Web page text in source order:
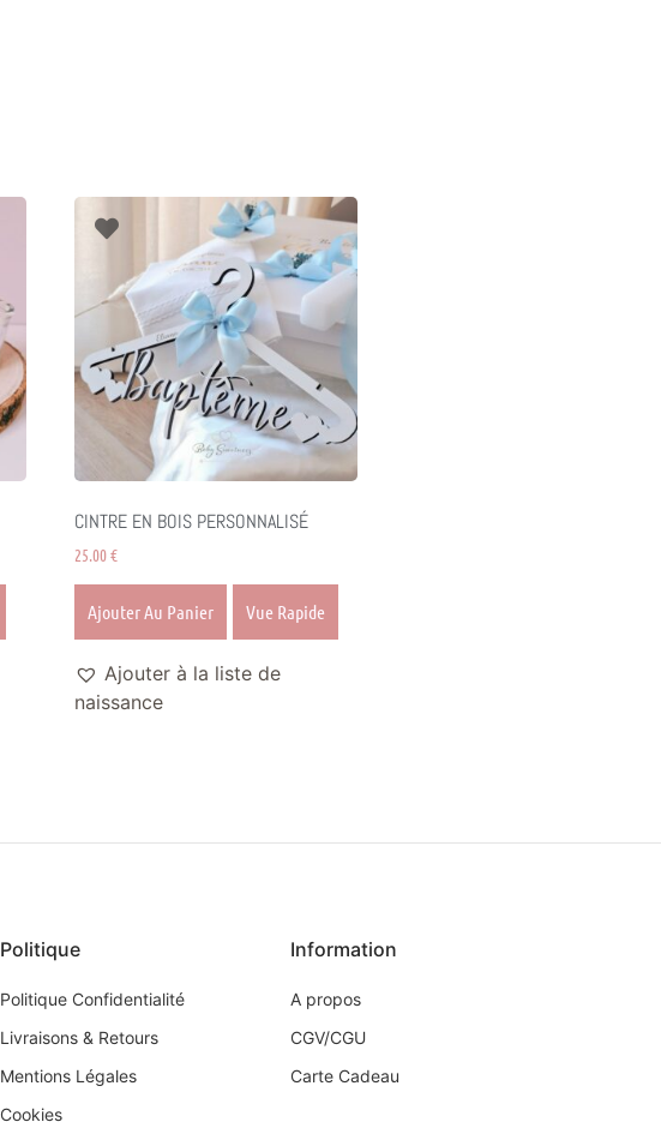
CINTRE EN BOIS PERSONNALISÉ
25.00€
Ajouter Au Panier Vue Rapide
Ajouter à la liste de
naissance
Politique
Politique Confidentialité
Livraisons & Retours
Mentions Légales
Cookies
Information
A propos
CGV/CGU
Carte Cadeau